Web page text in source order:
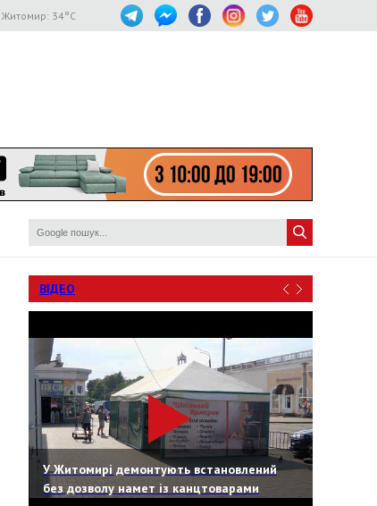
Житомир: 34°C
ВІДЕО
У Житомирі демонтують встановлений
без дозволу намет із канцтоварами